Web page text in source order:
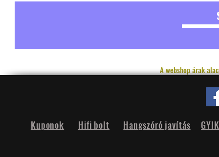
A webshop árak
Hifi bolt
Kuponok Hangszóró javítás GYIK